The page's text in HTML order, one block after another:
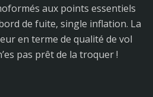
aux points essentiels
de fuite, single inflation. La
en terme de qualité de vol
pas prêt de la troquer !